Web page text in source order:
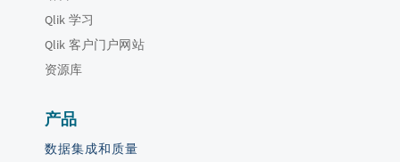
Qlik 学习
Qlik 客户门户网站
资源库
产品
数据集成和质量